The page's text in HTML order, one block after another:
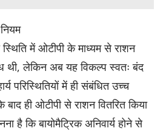
में ओटीपी के माध्यम से राशन
थी, लेकिन अब यह विकल्प स्वतः बंद
परिस्थितियों में ही संबंधित उच्च
ही ओटीपी से राशन वितरित किया
है कि बायोमैट्रिक अनिवार्य होने से